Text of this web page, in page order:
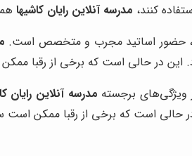
کنند، مدرسه آنلاین رایان کاشیها
حضور اساتید مجرب و متخصص است.
این در حالی است که برخی از رقبا
ویژگی‌های برجسته مدرسه آنلاین رایان
حالی است که برخی از رقبا ممکن